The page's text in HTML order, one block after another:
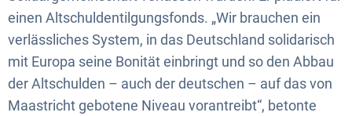
einen Altschuldentilgungsfonds. „Wir brauchen ein
verlässliches System, in das Deutschland solidarisch
mit Europa seine Bonität einbringt und so den Abbau
der Altschulden – auch der deutschen – auf das von
Maastricht gebotene Niveau vorantreibt“, betonte